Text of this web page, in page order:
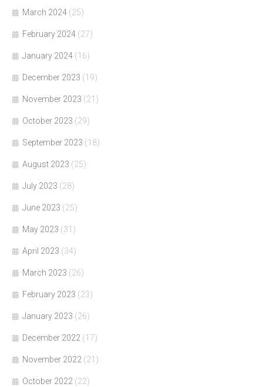
March 2024 (25)
February 2024 (27)
January 2024 (16)
December 2023 (19)
November 2023 (21)
October 2023 (29)
September 2023 (18)
August 2023 (25)
July 2023 (28)
June 2023 (25)
May 2023 (31)
April 2023 (34)
March 2023 (26)
February 2023 (23)
January 2023 (26)
December 2022 (17)
November 2022 (21)
October 2022 (22)